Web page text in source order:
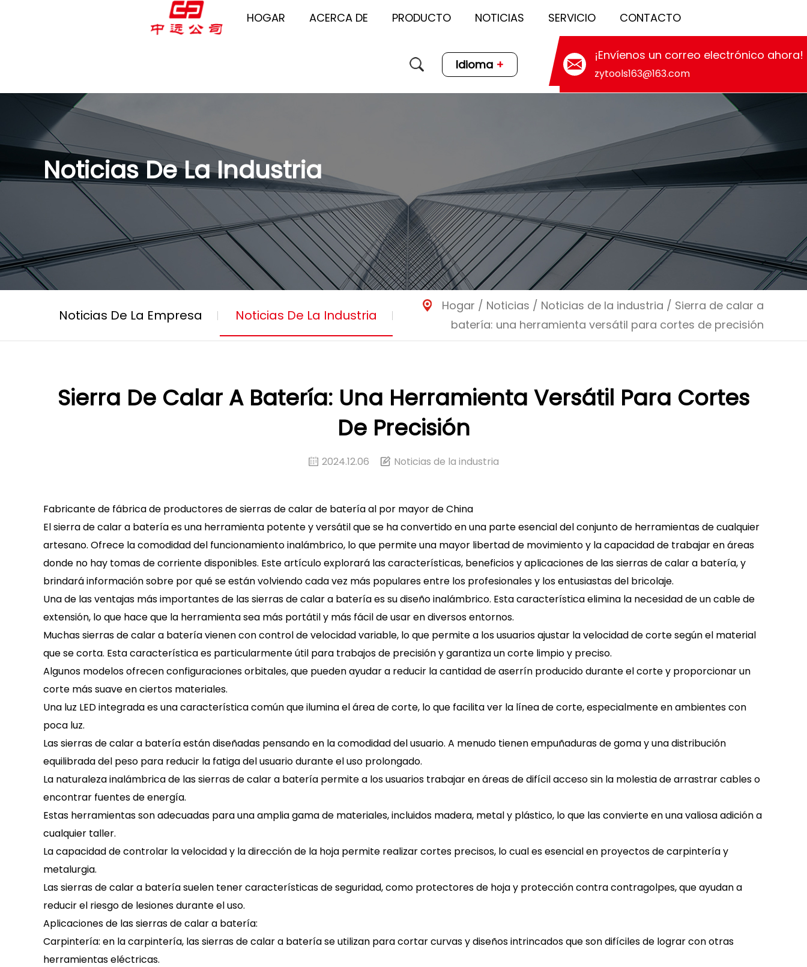
HOGAR ACERCA DE PRODUCTO NOTICIAS SERVICIO CONTACTO
Idioma +
¡Envíenos un correo electrónico ahora!
zytools163@163.com
Noticias De La Industria
Noticias De La Empresa Noticias De La Industria
Hogar / Noticias / Noticias de la industria / Sierra de calar a
batería: una herramienta versátil para cortes de precisión
Sierra De Calar A Batería: Una Herramienta Versátil Para Cortes
De Precisión
2024.12.06 Noticias de la industria
Fabricante de fábrica de productores de sierras de calar de batería al por mayor de China
Elsierra de calar a bateríaes una herramienta potente y versátil que se ha convertido en una parte esencial del conjunto de herramientas de cualquier
artesano. Ofrece la comodidad del funcionamiento inalámbrico, lo que permite una mayor libertad de movimiento y la capacidad de trabajar en áreas
donde no hay tomas de corriente disponibles. Este artículo explorará las características, beneficios y aplicaciones de las sierras de calar a batería, y
brindará información sobre por qué se están volviendo cada vez más populares entre los profesionales y los entusiastas del bricolaje.
Una de las ventajas más importantes de las sierras de calar a batería es su diseño inalámbrico. Esta característica elimina la necesidad de un cable de
extensión, lo que hace que la herramienta sea más portátil y más fácil de usar en diversos entornos.
Muchas sierras de calar a batería vienen con control de velocidad variable, lo que permite a los usuarios ajustar la velocidad de corte según el material
que se corta. Esta característica es particularmente útil para trabajos de precisión y garantiza un corte limpio y preciso.
Algunos modelos ofrecen configuraciones orbitales, que pueden ayudar a reducir la cantidad de aserrín producido durante el corte y proporcionar un
corte más suave en ciertos materiales.
Una luz LED integrada es una característica común que ilumina el área de corte, lo que facilita ver la línea de corte, especialmente en ambientes con
poca luz.
Las sierras de calar a batería están diseñadas pensando en la comodidad del usuario. A menudo tienen empuñaduras de goma y una distribución
equilibrada del peso para reducir la fatiga del usuario durante el uso prolongado.
La naturaleza inalámbrica de las sierras de calar a batería permite a los usuarios trabajar en áreas de difícil acceso sin la molestia de arrastrar cables o
encontrar fuentes de energía.
Estas herramientas son adecuadas para una amplia gama de materiales, incluidos madera, metal y plástico, lo que las convierte en una valiosa adición a
cualquier taller.
La capacidad de controlar la velocidad y la dirección de la hoja permite realizar cortes precisos, lo cual es esencial en proyectos de carpintería y
metalurgia.
Las sierras de calar a batería suelen tener características de seguridad, como protectores de hoja y protección contra contragolpes, que ayudan a
reducir el riesgo de lesiones durante el uso.
Aplicaciones de las sierras de calar a batería:
Carpintería: en la carpintería, las sierras de calar a batería se utilizan para cortar curvas y diseños intrincados que son difíciles de lograr con otras
herramientas eléctricas.